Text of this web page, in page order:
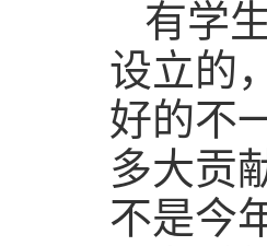
有学
设立的
好的不
多大贡
不是今